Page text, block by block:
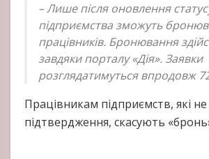
– Лише після оновлення
підприємства зможуть
працівників. Бронювання
завдяки порталу «Дія». Заявки
розглядатимуться впродовж
Працівникам підприємств, які
підтвердження, скасують